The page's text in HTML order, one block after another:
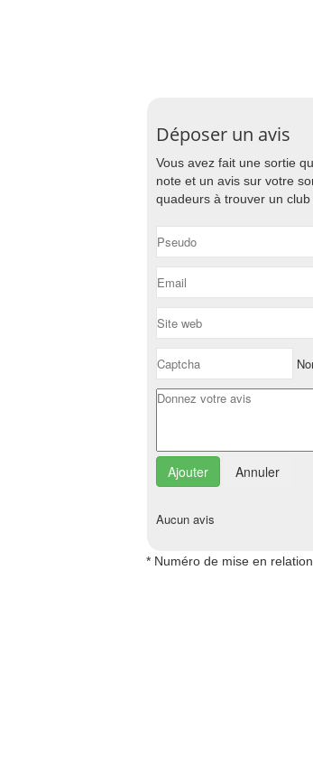
Déposer un avis
Vous avez fait une sortie
note et un avis sur votre
quadeurs à trouver un
Annuler
Aucun avis
* Numéro de mise en